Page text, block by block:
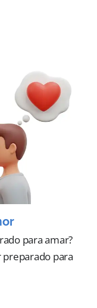
para amar?
preparado para